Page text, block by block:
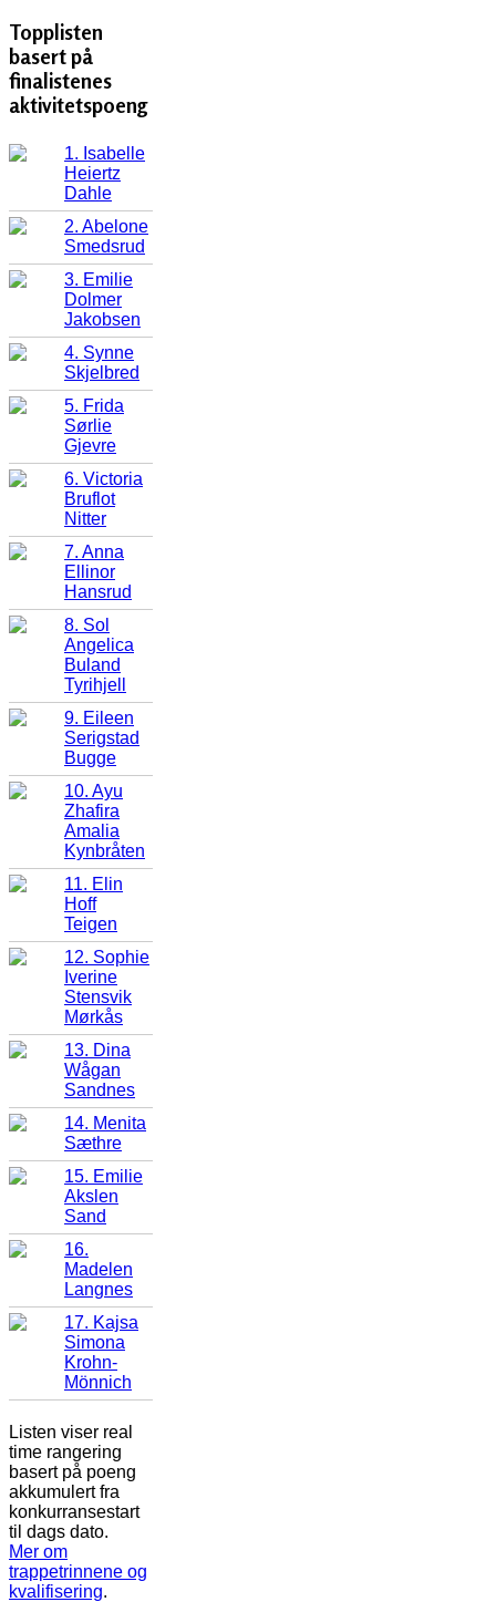
Topplisten
basert på
finalistenes
aktivitetspoeng
1. Isabelle
Heiertz
Dahle
2. Abelone
Smedsrud
3. Emilie
Dolmer
Jakobsen
4. Synne
Skjelbred
5. Frida
Sørlie
Gjevre
6. Victoria
Bruflot
Nitter
7. Anna
Ellinor
Hansrud
8. Sol
Angelica
Buland
Tyrihjell
9. Eileen
Serigstad
Bugge
10. Ayu
Zhafira
Amalia
Kynbråten
11. Elin
Hoff
Teigen
12. Sophie
Iverine
Stensvik
Mørkås
13. Dina
Wågan
Sandnes
14. Menita
Sæthre
15. Emilie
Akslen
Sand
16.
Madelen
Langnes
17. Kajsa
Simona
Krohn-
Mönnich
Listen viser real
time rangering
basert på poeng
akkumulert fra
konkurransestart
til dags dato.
Mer om
trappetrinnene og
kvalifisering.